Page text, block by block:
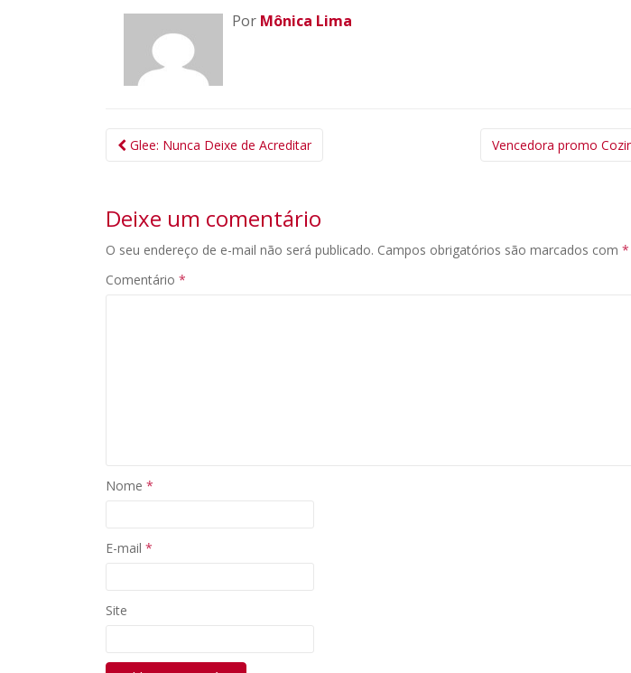
Por Mônica Lima
Navegação
Glee: Nunca Deixe de Acreditar Vencedora promo
Deixe um comentário
O seu endereço de e-mail não será publicado. Campos obrigatórios são marcados com *
Comentário *
Nome *
E-mail *
Site